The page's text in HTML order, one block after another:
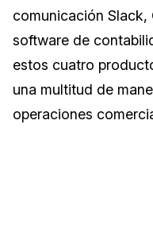
Medios de
Centros de
Centros de
Sobre
Trabaja con
comunicación Slack,
software de
estos cuatro
una multitud de
operaciones